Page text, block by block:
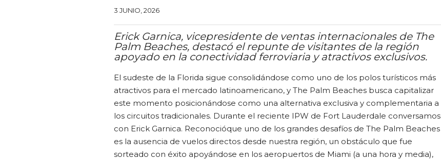
3 JUNIO, 2026
Erick Garnica, vicepresidente de ventas internacionales de The
Palm Beaches, destacó el repunte de visitantes de la región
apoyado en la conectividad ferroviaria y atractivos exclusivos.
El sudeste de la Florida sigue consolidándose como uno de los polos turísticos más
atractivos para el mercado latinoamericano, y The Palm Beaches busca capitalizar
este momento posicionándose como una alternativa exclusiva y complementaria a
los circuitos tradicionales. Durante el reciente IPW de Fort Lauderdale conversamos
con Erick Garnica. Reconocióque uno de los grandes desafíos de The Palm Beaches
es la ausencia de vuelos directos desde nuestra región, un obstáculo que fue
sorteado con éxito apoyándose en los aeropuertos de Miami (a una hora y media),